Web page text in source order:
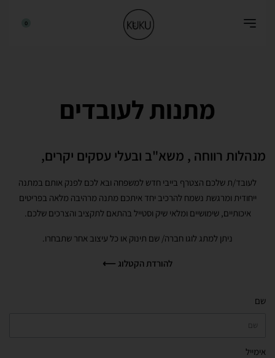
0
מתנות לעובדים
מנהלות רווחה , משא"ב ובעלי עסקים יקרים,
לעובד/ת שלכם הצטרף בייבי חדש למשפחה ובא לכם לפנק אותם במתנה
ייחודית ומרגשת נשמח להרכיב יחד איתכם מתנה מרהיבה מלאה בפריטים
איכותיים, שימושיים ומלאי שיק וסטייל בהתאם לתקציב והצרכים שלכם.
ניתן למתג לוגו חברה/ שם תינוק או כל עיצוב אחר שתבחרו.
להורדת הקטלוג ⟵
שם
אימייל